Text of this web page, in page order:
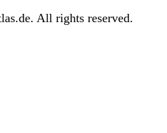
All rights reserved.